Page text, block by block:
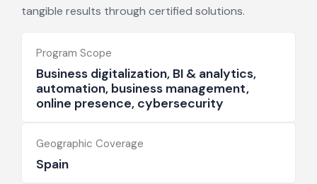
tangible results through certified solutions.
Program Scope
Business digitalization, BI & analytics,
automation, business management,
online presence, cybersecurity
Geographic Coverage
Spain